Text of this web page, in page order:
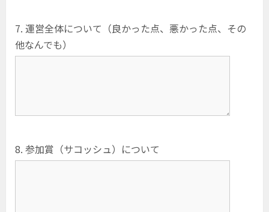
7. 運営全体について（良かった点、悪かった点、その
他なんでも）
8. 参加賞（サコッシュ）について